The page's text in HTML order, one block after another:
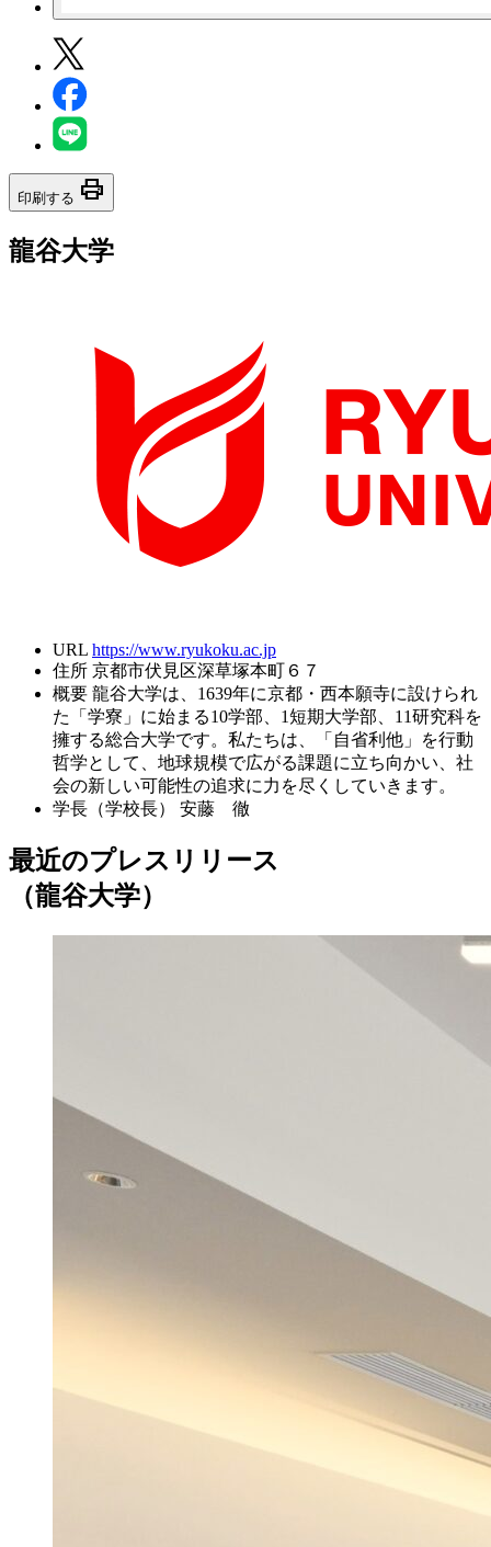
印刷する print
龍谷大学
URL https://www.ryukoku.ac.jp
住所 京都市伏見区深草塚本町６７
概要 龍谷大学は、1639年に京都・西本願寺に設けられ
た「学寮」に始まる10学部、1短期大学部、11研究科を
擁する総合大学です。私たちは、「自省利他」を行動
哲学として、地球規模で広がる課題に立ち向かい、社
会の新しい可能性の追求に力を尽くしていきます。
学長（学校長）
安藤 徹
最近のプレスリリース
（龍谷大学）